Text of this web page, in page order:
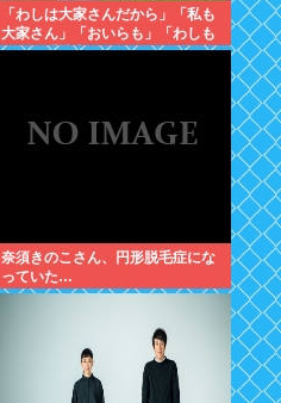
「わしは大家さんだから」「私も
大家さん」「おいらも」「わしも
じゃ」「拙者も」こんなCMに騙
奈須きのこさん、円形脱毛症にな
っていた…